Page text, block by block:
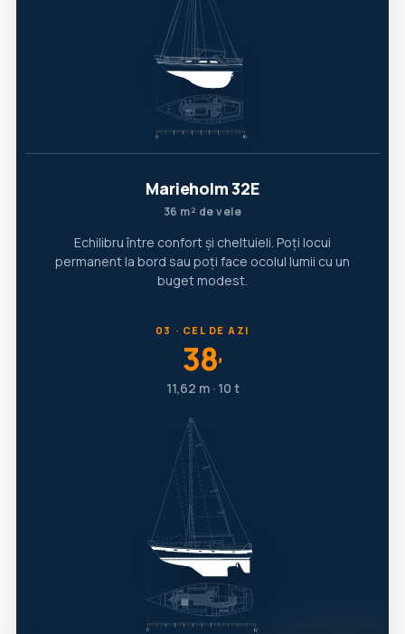
Marieholm 32E
36 m² de vele
Echilibru între confort și cheltuieli. Poți locui
permanent la bord sau poți face ocolul lumii cu un
buget modest.
03 · CEL DE AZI
38′
11,62 m · 10 t